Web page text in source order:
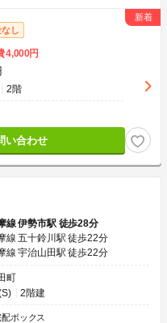
し
4,000円
2階
い合わせ
線 伊勢市駅 徒歩28分
線 五十鈴川駅 徒歩22分
線 宇治山田駅 徒歩22分
町
2階建
配ボックス